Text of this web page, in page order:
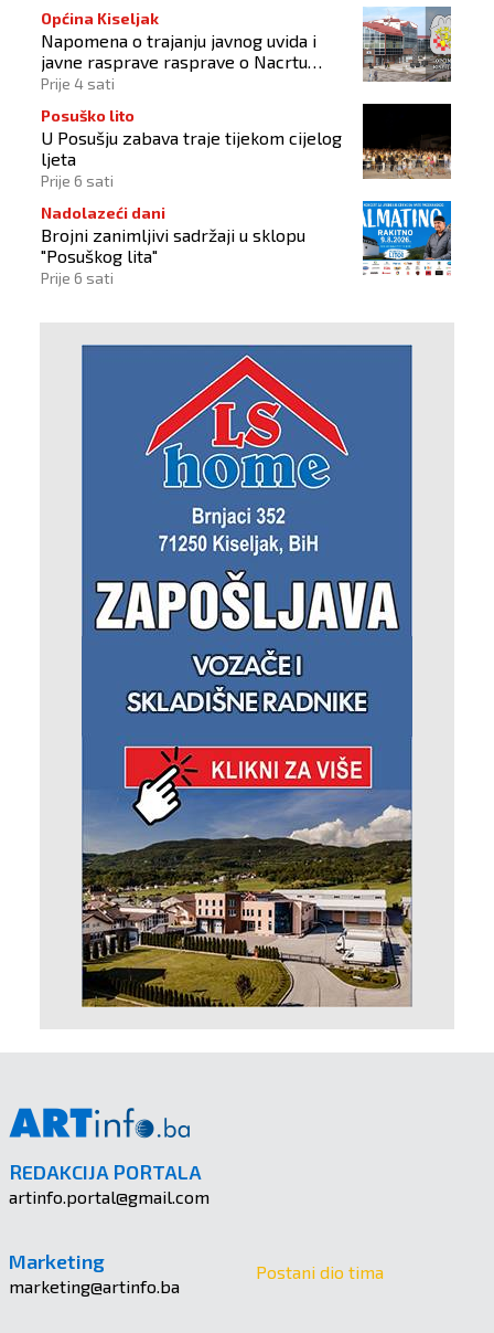
Općina Kiseljak
Napomena o trajanju javnog uvida i
javne rasprave rasprave o Nacrtu
prostornog plana
Prije 4 sati
Posuško lito
U Posušju zabava traje tijekom cijelog
ljeta
Prije 6 sati
Nadolazeći dani
Brojni zanimljivi sadržaji u sklopu
"Posuškog lita"
Prije 6 sati
REDAKCIJA PORTALA
artinfo.portal@gmail.com
Marketing
marketing@artinfo.ba
Postani dio tima